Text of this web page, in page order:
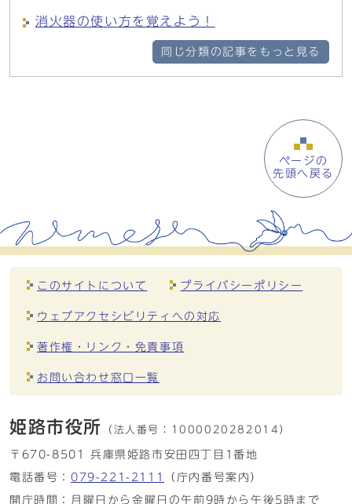
消火器の使い方を覚えよう！
同じ分類の記事をもっと見る
ページの
先頭へ戻る
このサイトについて プライバシーポリシー
ウェブアクセシビリティへの対応
著作権・リンク・免責事項
お問い合わせ窓口一覧
姫路市役所 （法人番号： 1000020282014）
〒670-8501 兵庫県姫路市安田四丁目1番地
電話番号： 079-221-2111
（庁内番号案内）
開庁時間：月曜日から金曜日の午前9時から午後5時まで